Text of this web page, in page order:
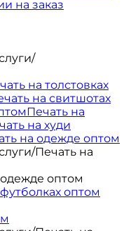
на заказ
/
на толстовках
на свитшотах
Печать на
на худи
на одежде оптом
/Печать на
оптом
оптом